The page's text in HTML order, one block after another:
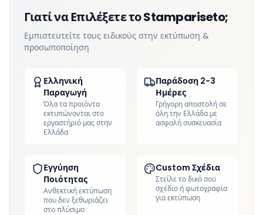
Γιατί να Επιλέξετε το Stampariseto;
Εμπιστευτείτε τους ειδικούς στην εκτύπωση &
προσωποποίηση
Ελληνική
Παραγωγή
Όλα τα προϊόντα
εκτυπώνονται στο
εργαστήριό μας στην
Ελλάδα
Παράδοση 2-3
Ημέρες
Γρήγορη αποστολή σε
όλη την Ελλάδα με
ασφαλή συσκευασία
Εγγύηση
Ποιότητας
Ανθεκτική εκτύπωση
που δεν ξεθωριάζει
στο πλύσιμο
Custom Σχέδια
Στείλε το δικό σου
σχέδιο ή φωτογραφία
για εκτύπωση